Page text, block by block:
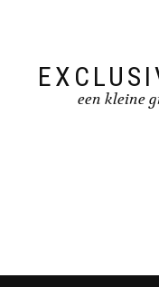
een kleine